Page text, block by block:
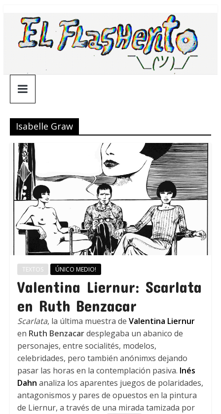
contenido
¯\_(ツ)_/
¯
Isabelle Graw
TEXTOS ÚNICO MEDIO!
Valentina Liernur: Scarlata
en Ruth Benzacar
Scarlata, la última muestra de Valentina Liernur
en Ruth Benzacardesplegaba un abanico de
personajes, entre socialités, modelos,
celebridades, pero también anónimxs dejando
pasar las horas en la contemplación pasiva. Inés
Dahn analiza los aparentes juegos de polaridades,
antagonismos y pares de opuestos en la pintura
de Liernur, a través de una mirada tamizada por